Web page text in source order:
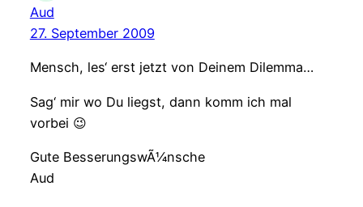
Aud
27. September 2009
Mensch, les‘ erst jetzt von Deinem Dilemma…
Sag‘ mir wo Du liegst, dann komm ich mal
vorbei 😉
Gute BesserungswÃ¼nsche
Aud